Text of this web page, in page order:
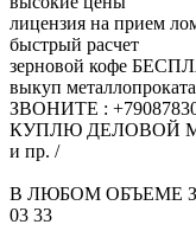
лицензия на прием
быстрый расчет
зерновой кофе
выкуп
ЗВОНИТЕ :
КУПЛЮ ДЕЛОВОЙ
и пр. /
В ЛЮБОМ ОБЪЕМЕ
03 33